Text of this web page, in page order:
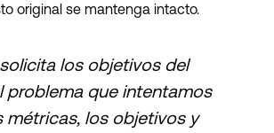
original se mantenga intacto.
los objetivos del
problema que intentamos
métricas, los objetivos y